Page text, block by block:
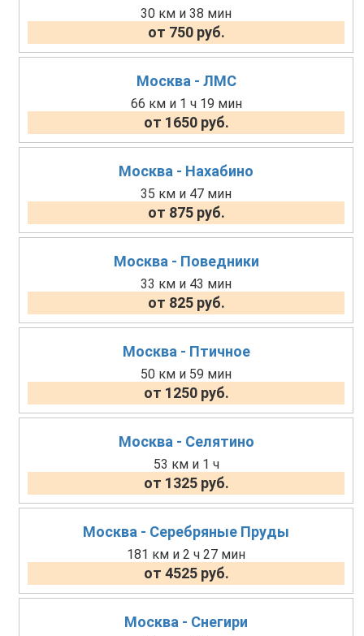
30 км и 38 мин
от 750 руб.
Москва - ЛМС
66 км и 1 ч 19 мин
от 1650 руб.
Москва - Нахабино
35 км и 47 мин
от 875 руб.
Москва - Поведники
33 км и 43 мин
от 825 руб.
Москва - Птичное
50 км и 59 мин
от 1250 руб.
Москва - Селятино
53 км и 1 ч
от 1325 руб.
Москва - Серебряные Пруды
181 км и 2 ч 27 мин
от 4525 руб.
Москва - Снегири